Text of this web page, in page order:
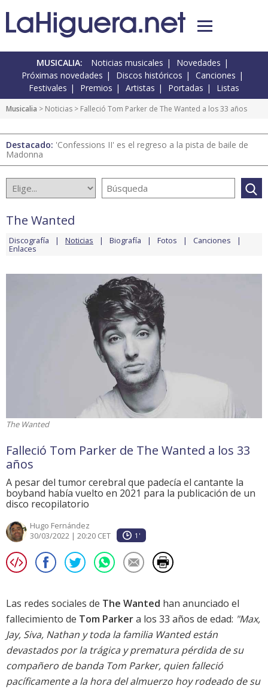
MUSICALIA: Noticias musicales
Novedades
Próximas novedades
Discos históricos
Canciones
Festivales
Premios Artistas Portadas Listas
Musicalia > Noticias > Falleció Tom Parker de The Wanted a los 33 años
Destacado: 'Confessions II' es el regreso a la pista de baile de
Madonna
The Wanted
Discografía Noticias Biografía Fotos Canciones
Enlaces
The Wanted
Falleció Tom Parker de The Wanted a los 33
años
A pesar del tumor cerebral que padecía el cantante la
boyband había vuelto en 2021 para la publicación de un
disco recopilatorio
Hugo Fernández
30/03/2022 | 20:20 CET
1'
Las redes sociales de The Wanted han anunciado el
fallecimiento de Tom Parkera los 33 años de edad: "Max,
Jay, Siva, Nathan y toda la familia Wanted están
devastados por la trágica y prematura pérdida de su
compañero de banda Tom Parker, quien falleció
pacíficamente a la hora del almuerzo hoy rodeado de su